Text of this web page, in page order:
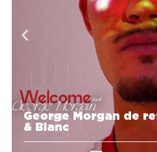
George Morgan de
& Blanc